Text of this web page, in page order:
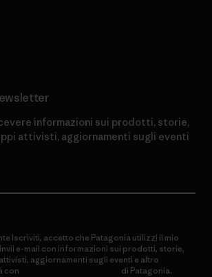
informazioni sui prodotti, storie,
attivisti, aggiornamenti sugli eventi
Iscriviti, accetto che Patagonia utilizzi il mio
e-mail con informazioni sui prodotti, storie,
aggiornamenti sugli eventi e altro
con
di Patagonia.